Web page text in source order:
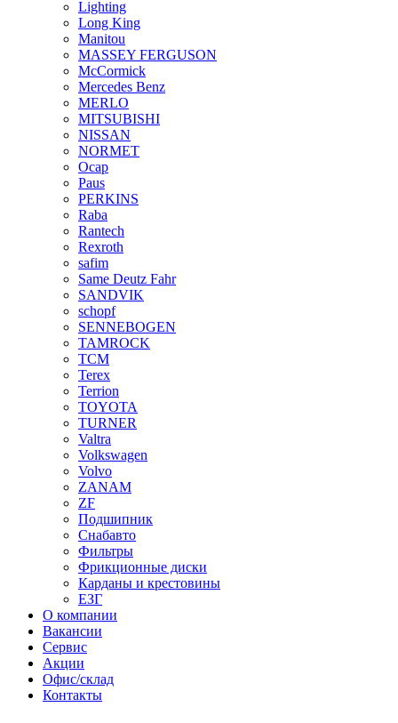
Lighting
Long King
Manitou
MASSEY FERGUSON
McCormick
Mercedes Benz
MERLO
MITSUBISHI
NISSAN
NORMET
Ocap
Paus
PERKINS
Raba
Rantech
Rexroth
safim
Same Deutz Fahr
SANDVIK
schopf
SENNEBOGEN
TAMROCK
TCM
Terex
Terrion
TOYOTA
TURNER
Valtra
Volkswagen
Volvo
ZANAM
ZF
Подшипник
Снабавто
Фильтры
Фрикционные диски
Карданы и крестовины
ЕЗГ
О компании
Вакансии
Сервис
Акции
Офис/склад
Контакты